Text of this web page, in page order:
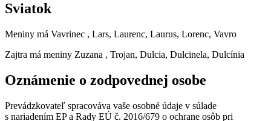
Sviatok
Meniny má Vavrinec , Lars, Laurenc, Laurus, Lorenc, Vavro
Zajtra má meniny Zuzana , Trojan, Dulcia, Dulcinela, Dulcínia
Oznámenie o zodpovednej osobe
Prevádzkovateľ spracováva vaše osobné údaje v súlade
s nariadením EP a Rady EÚ č. 2016/679 o ochrane osôb pri